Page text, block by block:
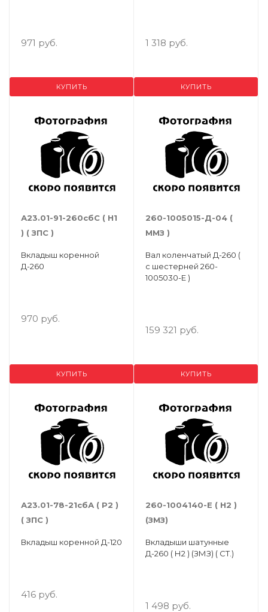
971 руб.
КУПИТЬ
1 318 руб.
КУПИТЬ
А23.01-91-260сбС ( Н1
) ( ЗПС )
Вкладыш коренной
Д-260
970 руб.
КУПИТЬ
260-1005015-Д-04 (
ММЗ )
Вал коленчатый Д-260 (
с шестерней 260-
1005030-Е )
159 321 руб.
КУПИТЬ
А23.01-78-21сбА ( Р2 )
( ЗПС )
Вкладыш коренной Д-120
416 руб.
260-1004140-Е ( Н2 )
(ЗМЗ)
Вкладыши шатунные
Д-260 ( Н2 ) (ЗМЗ) ( СТ.)
1 498 руб.